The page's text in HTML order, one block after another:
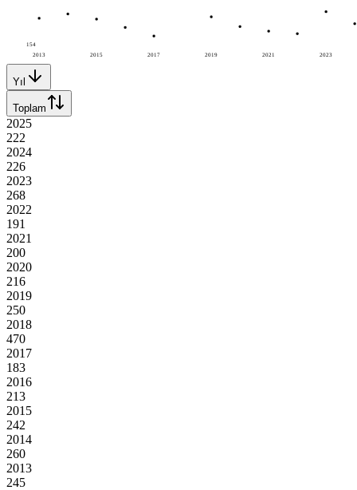
2013 2015 2017 2019 2021 2023
154
Yıl
Toplam
2025
222
2024
226
2023
268
2022
191
2021
200
2020
216
2019
250
2018
470
2017
183
2016
213
2015
242
2014
260
2013
245